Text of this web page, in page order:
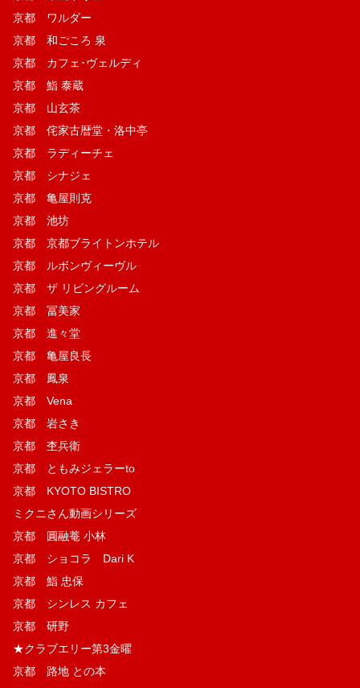
京都 ワルダー
京都 和ごころ 泉
京都 カフェ･ヴェルディ
京都 鮨 泰蔵
京都 山玄茶
京都 侘家古暦堂・洛中亭
京都 ラディーチェ
京都 シナジェ
京都 亀屋則克
京都 池坊
京都 京都ブライトンホテル
京都 ルボンヴィーヴル
京都 ザ リビングルーム
京都 冨美家
京都 進々堂
京都 亀屋良長
京都 鳳泉
京都 Vena
京都 岩さき
京都 杢兵衛
京都 ともみジェラーto
京都 KYOTO BISTRO
ミクニさん動画シリーズ
京都 圓融菴 小林
京都 ショコラ Dari K
京都 鮨 忠保
京都 シンレス カフェ
京都 研野
★クラブエリー第3金曜
京都 路地 との本